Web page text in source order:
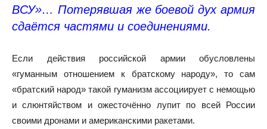
ВСУ»… Потерявшая же боевой дух армия
сдаётся частями и соединениями.
Если действия российской армии обусловлены
«гуманным отношением к братскому народу», то сам
«братский народ» такой гуманизм ассоциирует с немощью
и слюнтяйством и ожесточённо лупит по всей России
своими дронами и американскими ракетами.